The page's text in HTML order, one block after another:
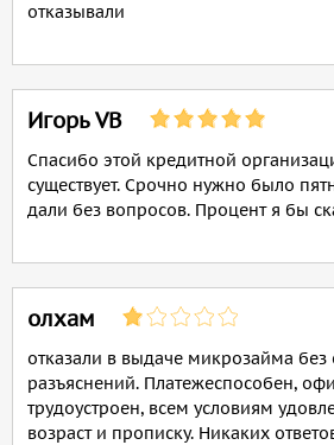
отказывали
Игорь VB
Спасибо этой кредитной
существует. Срочно нужно было
дали без вопросов. Процент я бы
олхам
отказали в выдаче микрозайма без
разъяснений. Платежеспособен,
трудоустроен, всем условиям
возраст и прописку. Никаких